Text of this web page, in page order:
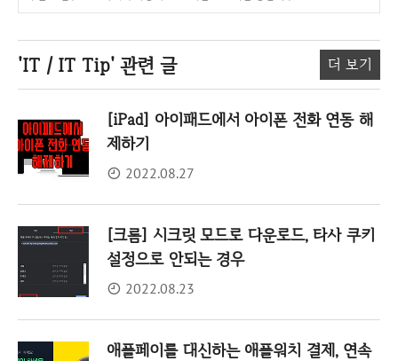
'IT / IT Tip'관련 글 더 보기
[iPad] 아이패드에서 아이폰 전화 연동 해
제하기
2022.08.27
[크롬] 시크릿 모드로 다운로드, 타사 쿠키
설정으로 안되는 경우
2022.08.23
애플페이를 대신하는 애플워치 결제, 연속